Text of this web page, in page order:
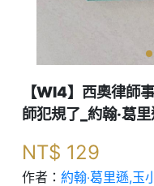
【WI4】西奧律師
NT$ 129
作者： 約翰‧葛里遜,玉